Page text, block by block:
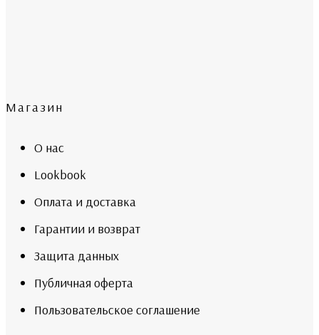
Магазин
О нас
Lookbook
Оплата и доставка
Гарантии и возврат
Защита данных
Публичная оферта
Пользовательское соглашение